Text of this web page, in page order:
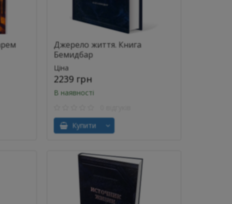
Джерело життя. Книга
Бемидбар
Ціна
2239 грн
В наявності
Купити